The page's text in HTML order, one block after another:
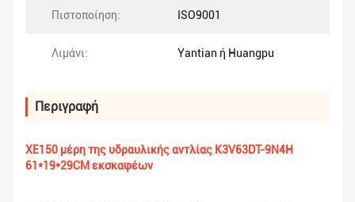
Πιστοποίηση: ISO9001
Λιμάνι: Yantian ή Huangpu
Περιγραφή
XE150 μέρη της υδραυλικής αντλίας K3V63DT-9N4H
61*19*29CM εκσκαφέων